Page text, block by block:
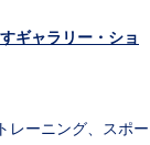
ギャラリー・ショ
レーニング、スポー